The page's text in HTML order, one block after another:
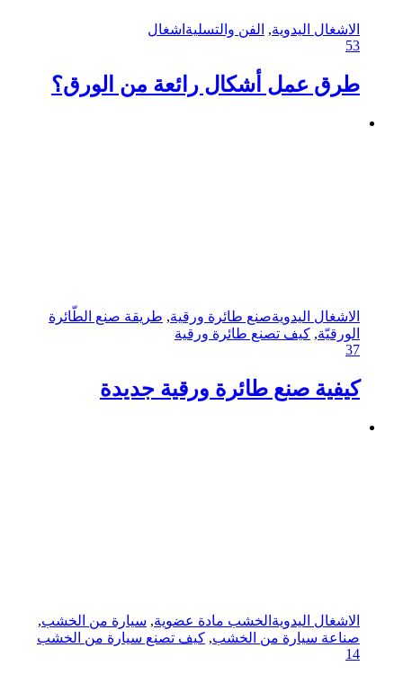
الاشغال اليدوية, الفن والتسلية اشغال
53
طرق عمل أشكال رائعة من الورق؟
الاشغال اليدويةصنع طائرة ورقية, طريقة صنع الطّائرة
الورقيّة, كيف تصنع طائرة ورقية
37
كيفية صنع طائرة ورقية جديدة
الاشغال اليدوية الخشب مادة عضوية, سيارة من الخشب,
صناعة سيارة من الخشب, كيف تصنع سيارة من الخشب
14